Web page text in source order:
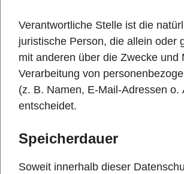
Verantwortliche Stelle ist die
juristische Person, die allein oder
mit anderen über die Zwecke und
Verarbeitung von
(z. B. Namen, E-Mail-Adressen o.
entscheidet.
Speicherdauer
Soweit innerhalb dieser